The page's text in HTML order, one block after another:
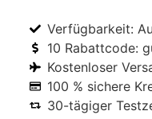
Verfügbarkeit:
10 Rabattcode:
Kostenloser
100 % sichere
30-tägiger